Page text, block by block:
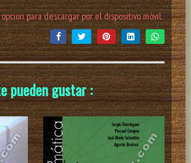
para descargar por el dispositivo móvil.
pueden gustar :